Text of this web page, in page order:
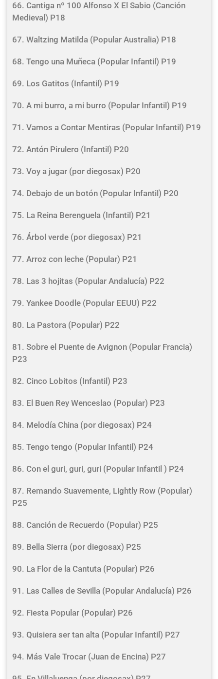
66. Cantiga nº 100 Alfonso X El Sabio (Canción
Medieval) P18
67. Waltzing Matilda (Popular Australia) P18
68. Tengo una Muñeca (Popular Infantil) P19
69. Los Gatitos (Infantil) P19
70. A mi burro, a mi burro (Popular Infantil) P19
71. Vamos a Contar Mentiras (Popular Infantil) P19
72. Antón Pirulero (Infantil) P20
73. Voy a jugar (por diegosax) P20
74. Debajo de un botón (Popular Infantil) P20
75. La Reina Berenguela (Infantil) P21
76. Árbol verde (por diegosax) P21
77. Arroz con leche (Popular) P21
78. Las 3 hojitas (Popular Andalucía) P22
79. Yankee Doodle (Popular EEUU) P22
80. La Pastora (Popular) P22
81. Sobre el Puente de Avignon (Popular Francia)
P23
82. Cinco Lobitos (Infantil) P23
83. El Buen Rey Wenceslao (Popular) P23
84. Melodía China (por diegosax) P24
85. Tengo tengo (Popular Infantil) P24
86. Con el guri, guri, guri (Popular Infantil ) P24
87. Remando Suavemente, Lightly Row (Popular)
P25
88. Canción de Recuerdo (Popular) P25
89. Bella Sierra (por diegosax) P25
90. La Flor de la Cantuta (Popular) P26
91. Las Calles de Sevilla (Popular Andalucía) P26
92. Fiesta Popular (Popular) P26
93. Quisiera ser tan alta (Popular Infantil) P27
94. Más Vale Trocar (Juan de Encina) P27